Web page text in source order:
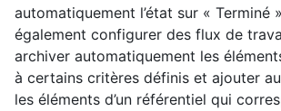
automatiquement l’état sur « Terminé
également configurer des flux de
archiver automatiquement les
à certains critères définis et ajouter
les éléments d’un référentiel qui